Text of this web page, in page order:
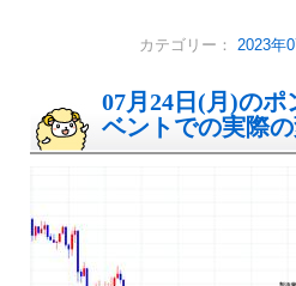
カテゴリー： 2023年
07月24日(月)の
ベントでの実際